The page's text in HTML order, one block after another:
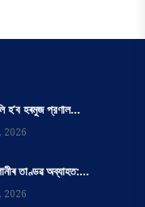
হ’ব হৰমুজ প্রণাল...
2026
তাণ্ডৱ অব্যাহত:...
2026